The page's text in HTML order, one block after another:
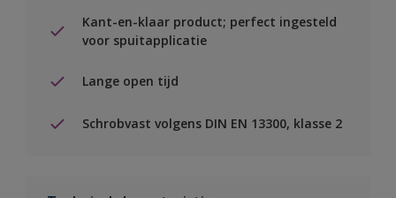
Kant-en-klaar product; perfect ingesteld
voor spuitapplicatie
Lange open tijd
Schrobvast volgens DIN EN 13300, klasse 2